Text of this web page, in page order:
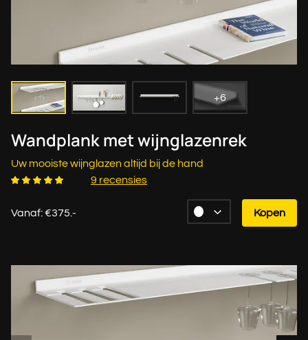
+6
Wandplank met wijnglazenrek
Uw mooiste wijnglazen altijd bij de hand
9 recensies
Vanaf: €375.- Kopen